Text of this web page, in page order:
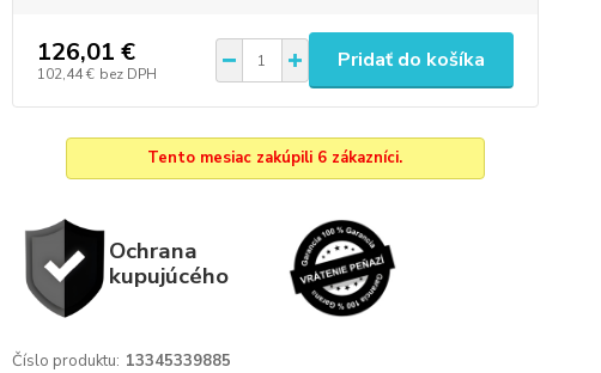
126,01 €
102,44 € bez DPH
Pridať do košíka
Tento mesiac zakúpili 6 zákazníci.
Ochrana
kupujúcého
Číslo produktu: 13345339885